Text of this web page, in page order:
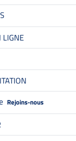
LIGNE
Rejoins-nous